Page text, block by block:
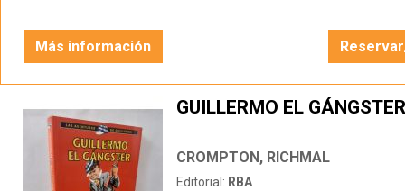
Más información
GUILLERMO EL GÁNGSTER
CROMPTON, RICHMAL
Editorial: RBA